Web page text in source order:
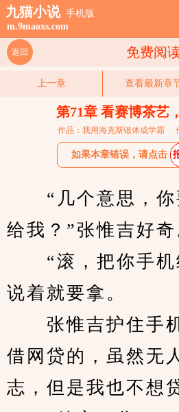
九猫小说 手机版
m.9maoxs.com
免费阅
返回
上一章 查看最新章
第71章 看赛博茶艺
作品：我用海克斯锻体成学霸
如果本章错误，请点击
“几个意思，你
给我？”张惟吉好奇
“滚，把你手机
说着就要拿。
张惟吉护住手机
借网贷的，虽然无
志，但是我也不想